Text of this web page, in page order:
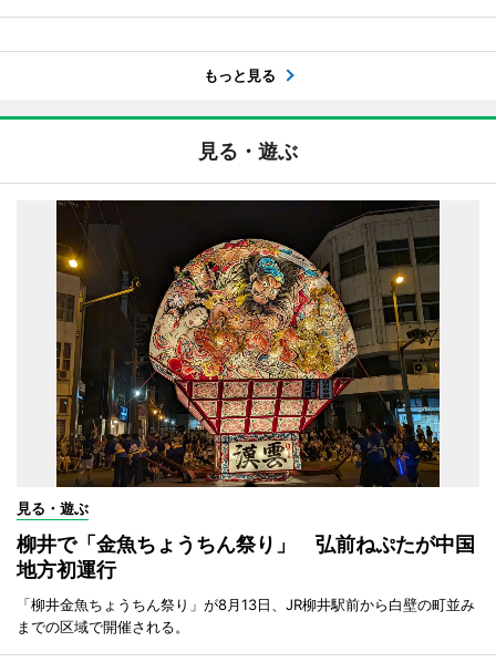
もっと見る
見る・遊ぶ
見る・遊ぶ
柳井で「金魚ちょうちん祭り」 弘前ねぷたが中国
地方初運行
「柳井金魚ちょうちん祭り」が8月13日、JR柳井駅前から白壁の町並み
までの区域で開催される。